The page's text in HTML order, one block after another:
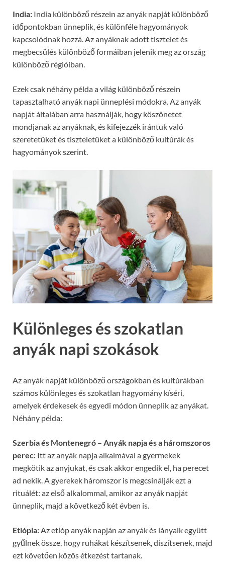
India: India különböző részein az anyák napját különböző
időpontokban ünneplik, és különféle hagyományok
kapcsolódnak hozzá. Az anyáknak adott tisztelet és
megbecsülés különböző formáiban jelenik meg az ország
különböző régióiban.
Ezek csak néhány példa a világ különböző részein
tapasztalható anyák napi ünneplési módokra. Az anyák
napját általában arra használják, hogy köszönetet
mondjanak az anyáknak, és kifejezzék irántuk való
szeretetüket és tiszteletüket a különböző kultúrák és
hagyományok szerint.
Különleges és szokatlan
anyák napi szokások
Az anyák napját különböző országokban és kultúrákban
számos különleges és szokatlan hagyomány kíséri,
amelyek érdekesek és egyedi módon ünneplik az anyákat.
Néhány példa:
Szerbia és Montenegró – Anyák napja és a háromszoros
perec: Itt az anyák napja alkalmával a gyermekek
megkötik az anyjukat, és csak akkor engedik el, ha perecet
ad nekik. A gyerekek háromszor is megcsinálják ezt a
rituálét: az első alkalommal, amikor az anyák napját
ünneplik, majd a következő két évben is.
Etiópia:Az etióp anyák napján az anyák és lányaik együtt
gyűlnek össze, hogy ruhákat készítsenek, díszítsenek, majd
ezt követően közös étkezést tartanak.